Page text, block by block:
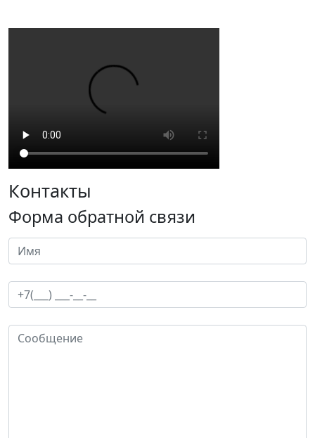
Контакты
Форма обратной связи